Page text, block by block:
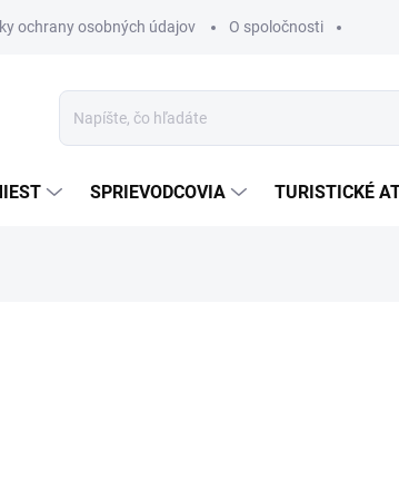
ochrany osobných údajov O spoločnosti
SPRIEVODCOVIA TURISTICKÉ